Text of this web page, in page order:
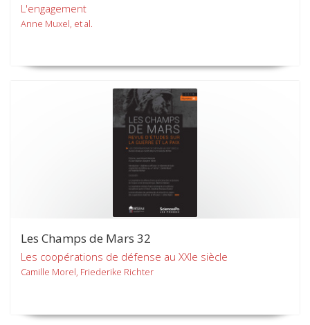
L'engagement
Anne Muxel, et al.
Les Champs de Mars 32
Les coopérations de défense au XXIe siècle
Camille Morel, Friederike Richter